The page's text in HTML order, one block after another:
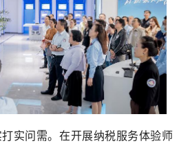
实问需。在开展纳税服务体验师